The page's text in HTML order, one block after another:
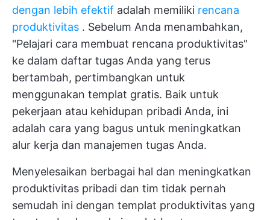
dengan lebih efektif adalah memiliki rencana
produktivitas . Sebelum Anda menambahkan,
"Pelajari cara membuat rencana produktivitas"
ke dalam daftar tugas Anda yang terus
bertambah, pertimbangkan untuk
menggunakan templat gratis. Baik untuk
pekerjaan atau kehidupan pribadi Anda, ini
adalah cara yang bagus untuk meningkatkan
alur kerja dan manajemen tugas Anda.
Menyelesaikan berbagai hal dan meningkatkan
produktivitas pribadi dan tim tidak pernah
semudah ini dengan templat produktivitas yang